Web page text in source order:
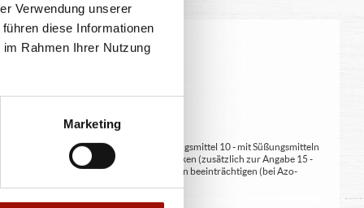
Verwendung unserer
diese Informationen
Rahmen Ihrer Nutzung
Marketing
geringfügig variieren.
(bei Fleischerzeugnissen) 9 - mit Süßungsmittel 10 - mit Süßungsmitteln
bei übermäßigem Verzehr abführend wirken (zusätzlich zur Angabe 15 -
Aktivität und Aufmerksamkeit bei Kindern beeinträchtigen (bei Azo-